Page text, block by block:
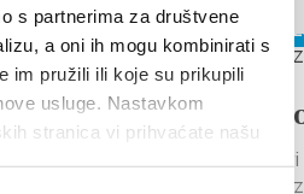
s partnerima za društvene
a oni ih mogu kombinirati s
im pružili ili koje su prikupili
usluge. Nastavkom
stranica vi prihvaćate našu
kolovoza
17.
Arije
Kaštel
pozornica